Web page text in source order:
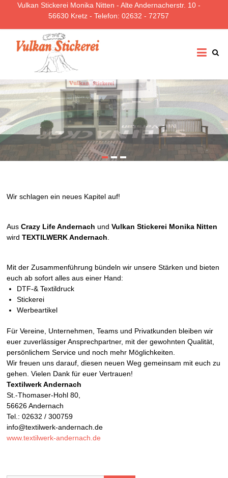
Vulkan Stickerei Monika Nitten - Alte Andernacherstr. 10 -
56630 Kretz - Telefon: 02632 - 72757
Vulkan
Stickerei
Nitten
Wir schlagen ein neues Kapitel auf!
AusCrazy Life Andernach undVulkan Stickerei Monika Nitten
wirdTEXTILWERK Andernach
Mit der Zusammenführung bündeln wir unsere Stärken und bieten
euch ab sofort alles aus einer Hand:
DTF-& Textildruck
Stickerei
Werbeartikel
Für Vereine, Unternehmen, Teams und Privatkunden bleiben wir
euer zuverlässiger Ansprechpartner, mit der gewohnten Qualität,
persönlichem Service und noch mehr Möglichkeiten.
Wir freuen uns darauf, diesen neuen Weg gemeinsam mit euch zu
gehen. Vielen Dank für euer Vertrauen!
Textilwerk Andernach
St.-Thomaser-Hohl 80,
56626 Andernach
Tel.: 02632 / 300759
info@textilwerk-andernach.de
www.textilwerk-andernach.de